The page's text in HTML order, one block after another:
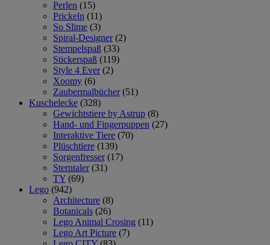
Perlen (15)
Prickeln (11)
So Slime (3)
Spiral-Designer (2)
Stempelspaß (33)
Stickerspaß (119)
Style 4 Ever (2)
Xoomy (6)
Zaubermalbücher (51)
Kuschelecke (328)
Gewichtstiere by Astrup (8)
Hand- und Fingerpuppen (27)
Interaktive Tiere (70)
Plüschtiere (139)
Sorgenfresser (17)
Sterntaler (31)
TY (69)
Lego (942)
Architecture (8)
Botanicals (26)
Lego Animal Crosing (11)
Lego Art Picture (7)